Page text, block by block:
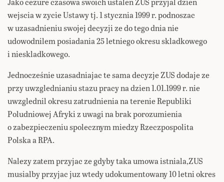
wejscia w zycie Ustawy tj. 1 stycznia 1999 r. podnoszac
w uzasadnieniu swojej decyzji ze do tego dnia nie
udowodnilem posiadania 25 letniego okresu skladkowego
i nieskladkowego.
Jednocześnie uzasadniajac te sama decyzje ZUS dodaje ze
przy uwzglednianiu stazu pracy na dzien 1.01.1999 r. nie
uwzglednil okresu zatrudnienia na terenie Republiki
Poludniowej Afryki z uwagi na brak porozumienia
o zabezpieczeniu spolecznym miedzy Rzeczpospolita
Polska a RPA.
Nalezy zatem przyjac ze gdyby taka umowa istniala,ZUS
musialby przyjac juz wtedy udokumentowany 10 letni okres